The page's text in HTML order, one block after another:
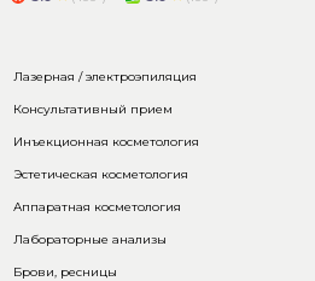
Лазерная / электроэпиляция
Аппаратная косметология
Эстетическая косметология
Брови, ресницы
Лабораторные анализы
Инъекционная косметология
Консультативный прием